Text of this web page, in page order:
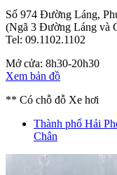
Số 974 Đường Láng,
(Ngã 3 Đường Láng và
Tel: 09.1102.1102
Mở cửa: 8h30-20h30
Xem bản đồ
** Có chỗ đỗ Xe hơi
Thành phố Hải
Chân